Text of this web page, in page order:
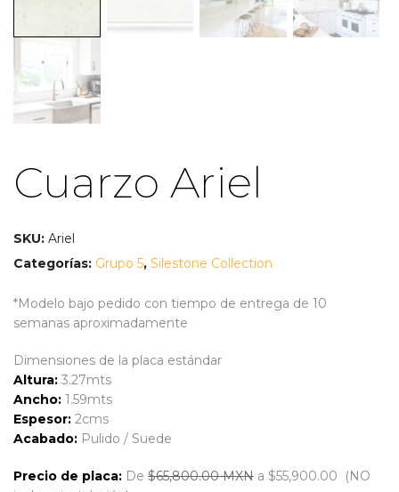
Cuarzo Ariel
SKU: Ariel
Categorías: Grupo 5, Silestone Collection
*Modelo bajo pedido con tiempo de entrega de 10
semanas aproximadamente
Dimensiones de la placa estándar
Altura: 3.27mts
Ancho: 1.59mts
Espesor: 2cms
Acabado: Pulido / Suede
Precio de placa: De $65,800.00 MXN a $55,900.00 (NO